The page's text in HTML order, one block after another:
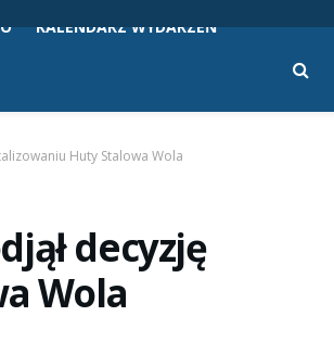
KALENDARZ WYDARZEŃ
Huty Stalowa Wola
decyzję
Wola